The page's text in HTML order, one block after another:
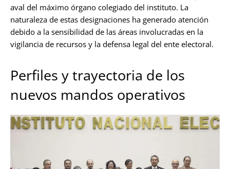
aval del máximo órgano colegiado del instituto. La
naturaleza de estas designaciones ha generado atención
debido a la sensibilidad de las áreas involucradas en la
vigilancia de recursos y la defensa legal del ente electoral.
Perfiles y trayectoria de los
nuevos mandos operativos